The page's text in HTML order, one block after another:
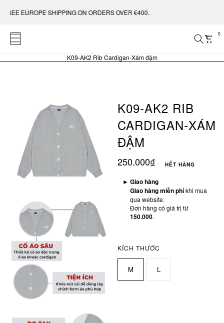
SHIPPING ON ORDERS OVER €400.
0
K09-AK2 Rib Cardigan-Xám đậm
K09-AK2 RIB
CARDIGAN-XÁM
ĐẬM
250.000₫ HẾT HÀNG
► Giao hàng
Giao hàng miễn phíkhi mua
qua website.
Đơn hàng có giá trị từ
150.000.
KÍCH THƯỚC
M L